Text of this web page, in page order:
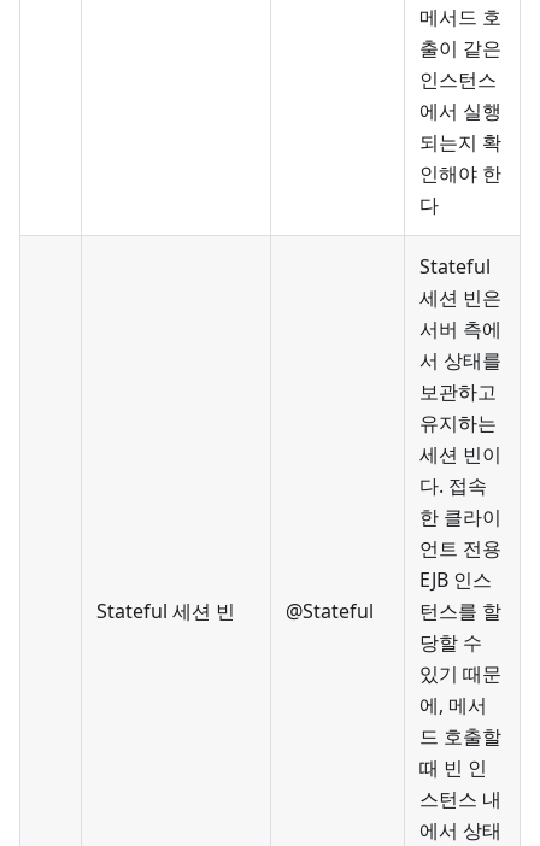
메서드 호
출이 같은
인스턴스
에서 실행
되는지 확
인해야 한
다
Stateful 세션 빈 @Stateful
Stateful
세션 빈은
서버 측에
서 상태를
보관하고
유지하는
세션 빈이
다. 접속
한 클라이
언트 전용
EJB 인스
턴스를 할
당할 수
있기 때문
에, 메서
드 호출할
때 빈 인
스턴스 내
에서 상태